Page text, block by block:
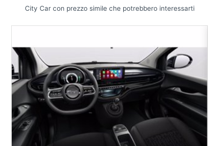
City Car con prezzo simile che potrebbero interessarti